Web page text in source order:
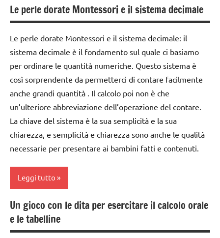
contare
GUIDA
DIDATTICA
MONTESSORI
MATEMATICA
matematica
MATEMATICA
materiale
didattico
Montessori
Montessori
TUTORIAL
6
anni
dai
6
anni
DOWNLOAD
GIOCHI
MONTESSORI
giochi
per
GUIDA
DIDATTICA
MONTESSORI
MATEMATICA
classe
1a
classe
2a
3a
costruire i
Montessori
6
anni
DOWNLOAD
GIOCHI
MONTESSORI
Le perle dorate Montessori e il sistema decimale
Le perle dorate Montessori e il sistema decimale: il
sistema decimale è il fondamento sul quale ci basiamo
per ordinare le quantità numeriche. Questo sistema è
così sorprendente da permetterci di contare facilmente
anche grandi quantità . Il calcolo poi non è che
un’ulteriore abbreviazione dell’operazione del contare.
La chiave del sistema è la sua semplicità e la sua
chiarezza, e semplicità e chiarezza sono anche le qualità
necessarie per presentare ai bambini fatti e contenuti.
Leggi tutto
cifre e
quantità
Un gioco con le dita per esercitare il calcolo orale
e le tabelline